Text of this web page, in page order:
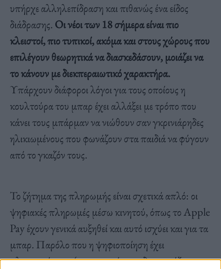
υπήρχε αλληλεπίδραση και πιθανώς ένα είδος
διάδρασης. Οι νέοι των 18 σήμερα είναι πιο
κλειστοί, πιο τυπικοί, ακόμα και στους χώρους που
επιλέγουν θεωρητικά να διασκεδάσουν, μοιάζει να
το κάνουν με διεκπεραιωτικό χαρακτήρα.
Υπάρχουν διάφοροι λόγοι για τους οποίους η
κουλτούρα του μπαρ έχει αλλάξει με τρόπο που
κάνει τους μπάρμαν να νιώθουν σαν γκρινιάρηδες
ηλικιωμένους που φωνάζουν στα παιδιά να φύγουν
από το γκαζόν τους.
Το ζήτημα της πληρωμής είναι σχετικά απλό: οι
ψηφιακές πληρωμές μέσω κινητού, όπως το Apple
Pay έχουν γενικά αυξηθεί και αυτό ισχύει και για τα
μπαρ. Παρόλο που η ψηφιοποίηση έχει
πλεονεκτήματα (π.χ. οι μπάρμαν δεν χρειάζεται να